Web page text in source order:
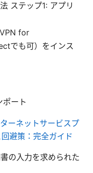
ステップ1: アプリ
for
でも可）をインス
ート
ーネットサービスプ
避策：完全ガイド
の入力を求められた